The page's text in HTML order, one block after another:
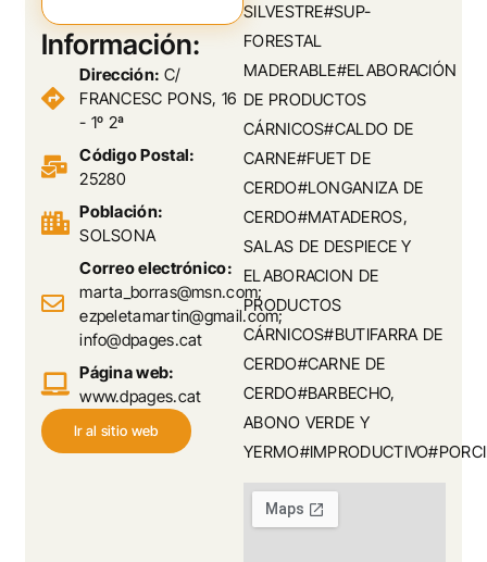
SILVESTRE#SUP-
FORESTAL
MADERABLE#ELABORACIÓN
DE PRODUCTOS
CÁRNICOS#CALDO DE
CARNE#FUET DE
CERDO#LONGANIZA DE
CERDO#MATADEROS,
SALAS DE DESPIECE Y
ELABORACION DE
PRODUCTOS
CÁRNICOS#BUTIFARRA DE
CERDO#CARNE DE
CERDO#BARBECHO,
ABONO VERDE Y
Información:
Dirección: C/
FRANCESC PONS, 16
- 1º 2ª
Código Postal:
25280
Población:
SOLSONA
Correo electrónico:
marta_borras@msn.com;
ezpeletamartin@gmail.com;
info@dpages.cat
Página web:
www.dpages.cat
Ir al sitio web